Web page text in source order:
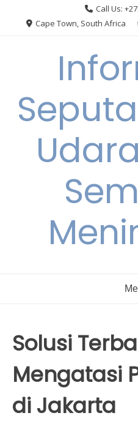
Call Us:
Cape Town, South Africa
Solusi
Mengatasi
di Jakarta